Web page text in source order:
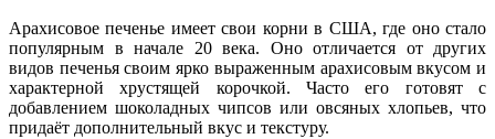
Арахисовое печенье имеет свои корни в США, где оно стало
популярным в начале 20 века. Оно отличается от других
видов печенья своим ярко выраженным арахисовым вкусом и
характерной хрустящей корочкой. Часто его готовят с
добавлением шоколадных чипсов или овсяных хлопьев, что
придаёт дополнительный вкус и текстуру.